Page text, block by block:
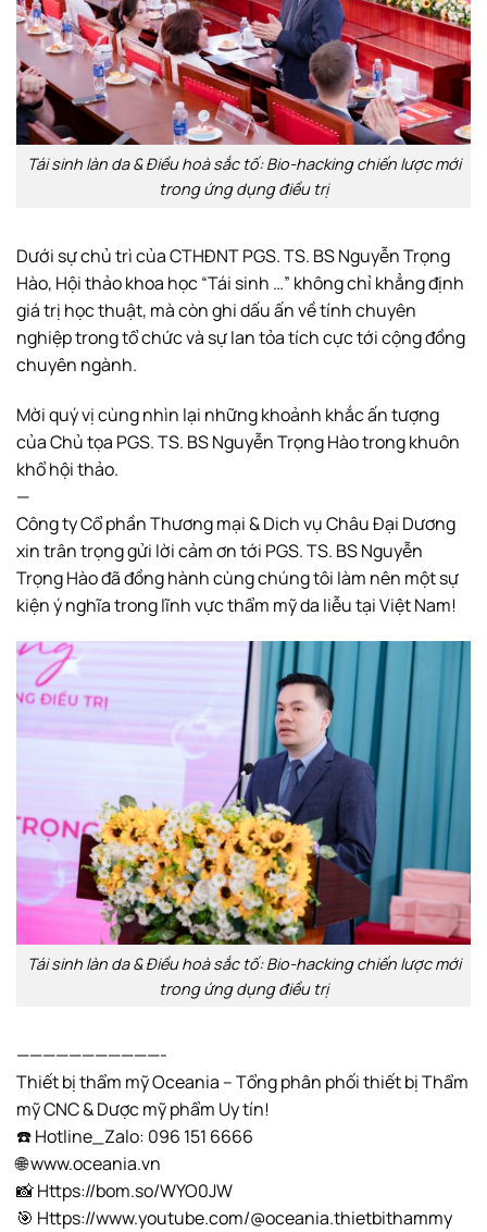
Tái sinh làn da & Điều hoà sắc tố: Bio-hacking chiến lược mới
trong ứng dụng điều trị
Dưới sự chủ trì của CTHĐNT PGS. TS. BS Nguyễn Trọng
Hào, Hội thảo khoa học “Tái sinh …” không chỉ khẳng định
giá trị học thuật, mà còn ghi dấu ấn về tính chuyên
nghiệp trong tổ chức và sự lan tỏa tích cực tới cộng đồng
chuyên ngành.
Mời quý vị cùng nhìn lại những khoảnh khắc ấn tượng
của Chủ tọa PGS. TS. BS Nguyễn Trọng Hào trong khuôn
khổ hội thảo.
—
Công ty Cổ phần Thương mại & Dich vụ Châu Đại Dương
xin trân trọng gửi lời cảm ơn tới PGS. TS. BS Nguyễn
Trọng Hào đã đồng hành cùng chúng tôi làm nên một sự
kiện ý nghĩa trong lĩnh vực thẩm mỹ da liễu tại Việt Nam!
Tái sinh làn da & Điều hoà sắc tố: Bio-hacking chiến lược mới
trong ứng dụng điều trị
———————————-
Thiết bị thẩm mỹ Oceania – Tổng phân phối thiết bị Thẩm
mỹ CNC & Dược mỹ phẩm Uy tín!
☎️ Hotline_Zalo: 096 151 6666
🌐 www.oceania.vn
📸 Https://bom.so/WYO0JW
🎯 Https://www.youtube.com/@oceania.thietbithammy